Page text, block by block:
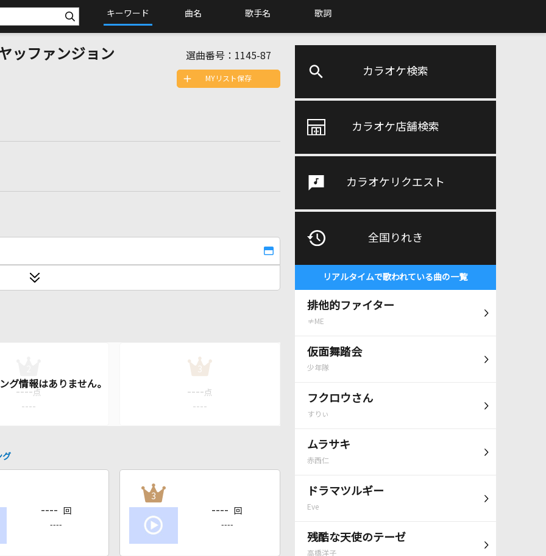
キーワード 曲名 歌手名 歌詞
カラオケ検索
カラオケ店舗検索
カラオケリクエスト
全国りれき
リアルタイムで歌われている曲の一覧
排他的ファイター
≠ME
仮面舞踏会
少年隊
フクロウさん
すりぃ
ムラサキ
赤西仁
ドラマツルギー
Eve
残酷な天使のテーゼ
高橋洋子
ッファンジョン 選曲番号： 1145-87
MYリスト保存
---- 点
----
3
---- 点
----
グ
---- 回
----
3
---- 回
----